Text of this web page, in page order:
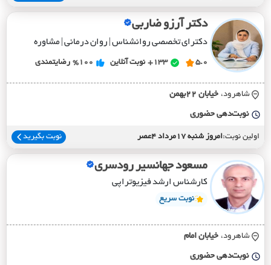
دکتر آرزو ضاربی
دکترای تخصصی روانشناس | روان درمانی | مشاوره
5.0
133+ نوبت آنلاین %100 رضایتمندی
شاهرود، خيابان 22بهمن
نوبت‌دهی حضوری
اولین نوبت:امروز شنبه 17مرداد 4عصر نوبت بگیرید
مسعود جهانسیر رودسری
کارشناس ارشد فیزیوتراپی
نوبت سریع
شاهرود، خيابان امام
نوبت‌دهی حضوری